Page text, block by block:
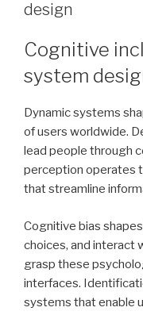
design
Cognitive
system
Dynamic systems
of users worldwide.
lead people through
perception operates
that streamline
Cognitive bias
choices, and interact
grasp these
interfaces.
systems that enable